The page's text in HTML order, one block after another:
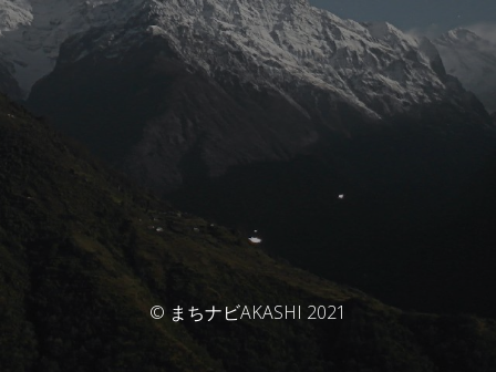
© まちナビAKASHI 2021